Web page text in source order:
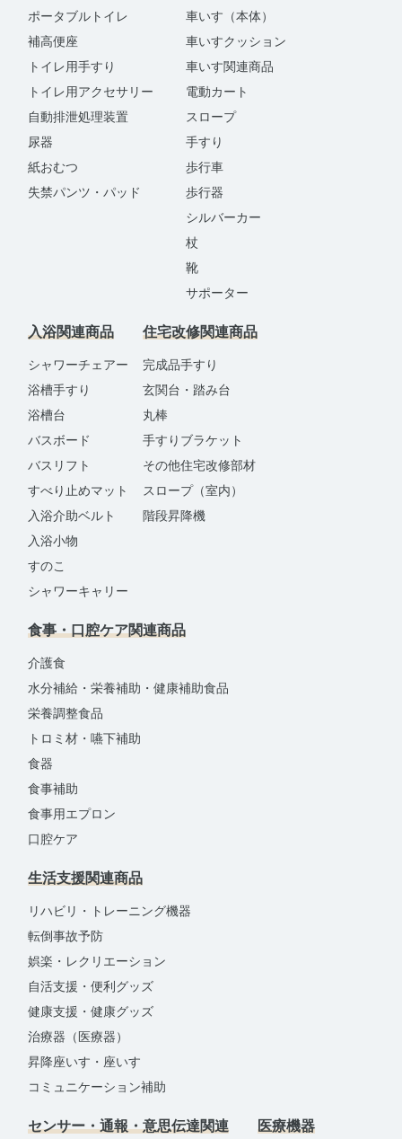
ポータブルトイレ
補高便座
トイレ用手すり
トイレ用アクセサリー
自動排泄処理装置
尿器
紙おむつ
失禁パンツ・パッド
車いす（本体）
車いすクッション
車いす関連商品
電動カート
スロープ
手すり
歩行車
歩行器
シルバーカー
杖
靴
サポーター
入浴関連商品
シャワーチェアー
浴槽手すり
浴槽台
バスボード
バスリフト
すべり止めマット
入浴介助ベルト
入浴小物
すのこ
シャワーキャリー
住宅改修関連商品
完成品手すり
玄関台・踏み台
丸棒
手すりブラケット
その他住宅改修部材
スロープ（室内）
階段昇降機
食事・口腔ケア関連商品
介護食
水分補給・栄養補助・健康補助食品
栄養調整食品
トロミ材・嚥下補助
食器
食事補助
食事用エプロン
口腔ケア
生活支援関連商品
リハビリ・トレーニング機器
転倒事故予防
娯楽・レクリエーション
自活支援・便利グッズ
健康支援・健康グッズ
治療器（医療器）
昇降座いす・座いす
コミュニケーション補助
センサー・通報・意思伝達関連 医療機器